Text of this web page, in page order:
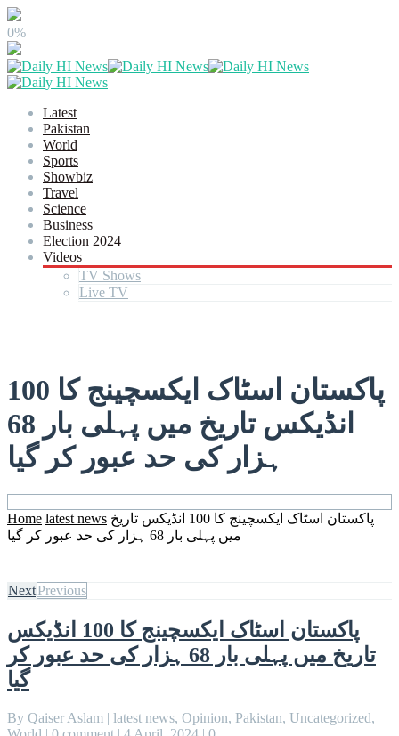
0%
Latest
Pakistan
World
Sports
Showbiz
Travel
Science
Business
Election 2024
Videos
TV Shows
Live TV
پاکستان اسٹاک ایکسچینج کا 100
انڈیکس تاریخ میں پہلی بار 68
ہزار کی حد عبور کر گیا
Home latest news پاکستان اسٹاک ایکسچینج کا 100 انڈیکس تاریخ
میں پہلی بار 68 ہزار کی حد عبور کر گیا
NextPrevious
پاکستان اسٹاک ایکسچینج کا 100 انڈیکس
تاریخ میں پہلی بار 68 ہزار کی حد عبور کر
گیا
By Qaiser Aslam | latest news, Opinion, Pakistan, Uncategorized,